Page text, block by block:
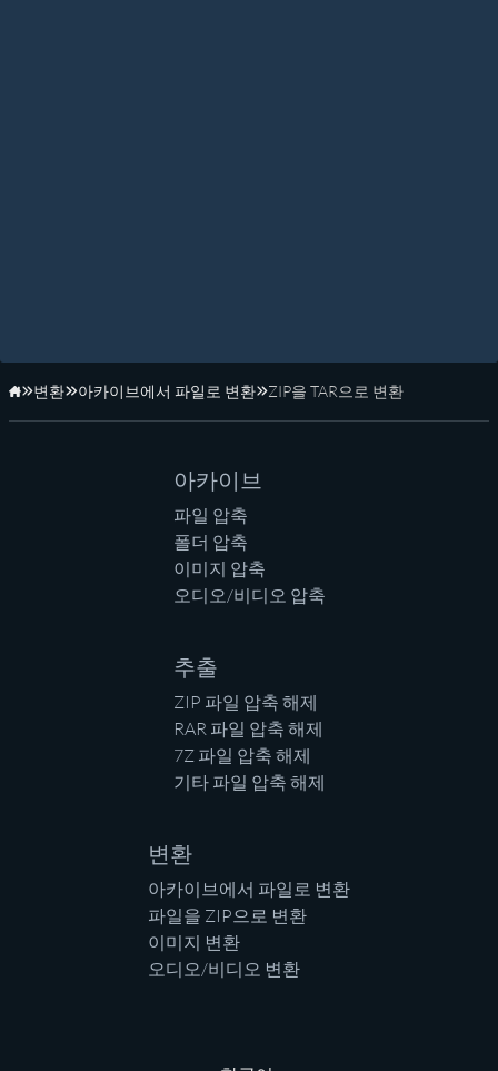
홈페이지
변환 아카이브에서 파일로 변환 ZIP을 TAR으로 변환
아카이브
파일 압축
폴더 압축
이미지 압축
오디오/비디오 압축
추출
ZIP 파일 압축 해제
RAR 파일 압축 해제
7Z 파일 압축 해제
기타 파일 압축 해제
변환
아카이브에서 파일로 변환
파일을 ZIP으로 변환
이미지 변환
오디오/비디오 변환